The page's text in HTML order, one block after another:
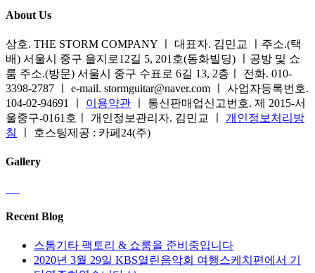
션
을
선
택
할
수
있
페
이
지
에
서
옵
션
니
다
있
습
니
다.
상
품
페
선
택
션
이
이
상
품
에
있
습
지
에
About Us
상호. THE STORM COMPANY ㅣ 대표자. 김민교 ㅣ주소.(택
배) 서울시 중구 을지로12길 5, 201호(동화빌딩) ㅣ공방 및 쇼
룸 주소.(방문) 서울시 중구 수표로 6길 13, 2층ㅣ 전화. 010-
3398-2787 ㅣ e-mail. stormguitar@naver.com ㅣ 사업자등록번호.
104-02-94691 ㅣ 이용약관 ㅣ 통신판매업신고번호. 제 2015-서
울중구-0161호ㅣ 개인정보관리자. 김민교 ㅣ 개인정보처리방
침
ㅣ 호스팅제공 : 카페24(주)
Gallery
Recent Blog
스톰기타 팩토리 & 쇼룸을 준비중입니다
2020년 3월 29일 KBS열린음악회 여행스케치편에서 기